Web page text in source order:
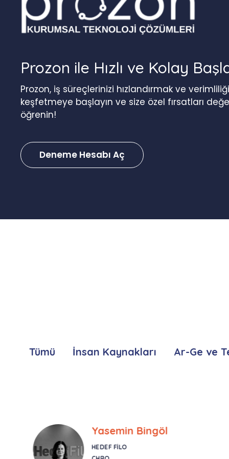
Prozon ile Hızlı ve Kolay
Prozon, iş süreçlerinizi hızlandırmak ve
keşfetmeye başlayın ve size özel fırsatları
öğrenin!
Deneme Hesabı Aç
Tümü İnsan Kaynakları Ar-Ge ve
Yasemin Bingöl
HEDEF FILO